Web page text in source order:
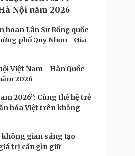
Nội năm 2026
hoan Lân Sư Rồng quốc
phố Quy Nhơn - Gia
Việt Nam - Hàn Quốc
2026
2026”: Cùng thế hệ trẻ
hóa Việt trên không
không gian sáng tạo
trị cần gìn giữ